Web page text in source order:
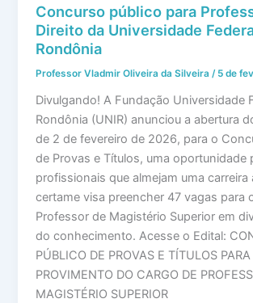
Concurso público para
Direito da Universidade
Rondônia
Professor Vladmir Oliveira da Silveira/ 5 de
Divulgando! A Fundação Universidade
Rondônia (UNIR) anunciou a abertura
de 2 de fevereiro de 2026, para o
de Provas e Títulos, uma oportunidade
profissionais que almejam uma carreira
certame visa preencher 47 vagas para
Professor de Magistério Superior em
do conhecimento. Acesse o Edital:
PÚBLICO DE PROVAS E TÍTULOS PARA
PROVIMENTO DO CARGO DE
MAGISTÉRIO SUPERIOR